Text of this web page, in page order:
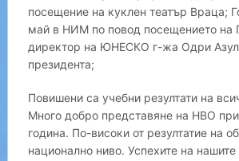
посещение на куклен театър Враца;
май в НИМ по повод посещението на
директор на ЮНЕСКО г-жа Одри
президента;
Повишени са учебни резултати на
Много добро представяне на НВО
година. По-високи от резултатие на
национално ниво. Успехите на нашите